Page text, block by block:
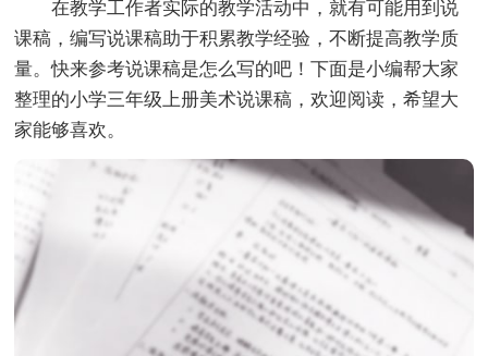
在教学工作者实际的教学活动中，就有可能用到说
课稿，编写说课稿助于积累教学经验，不断提高教学质
量。快来参考说课稿是怎么写的吧！下面是小编帮大家
整理的小学三年级上册美术说课稿，欢迎阅读，希望大
家能够喜欢。